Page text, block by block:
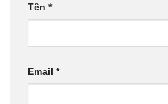
Tên *
Email *